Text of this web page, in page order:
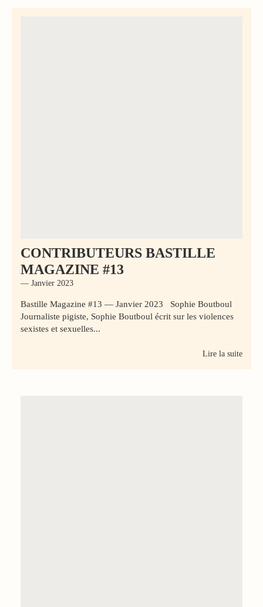
CONTRIBUTEURS BASTILLE
MAGAZINE #13
— Janvier 2023
Bastille Magazine #13 — Janvier 2023 Sophie Boutboul
Journaliste pigiste, Sophie Boutboul écrit sur les violences
sexistes et sexuelles...
Lire la suite